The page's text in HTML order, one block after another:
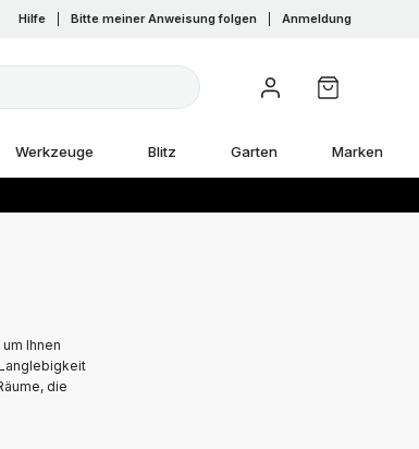
Hilfe Bitte meiner Anweisung folgen Anmeldung
Werkzeuge Blitz Garten Marken
Ihnen
die